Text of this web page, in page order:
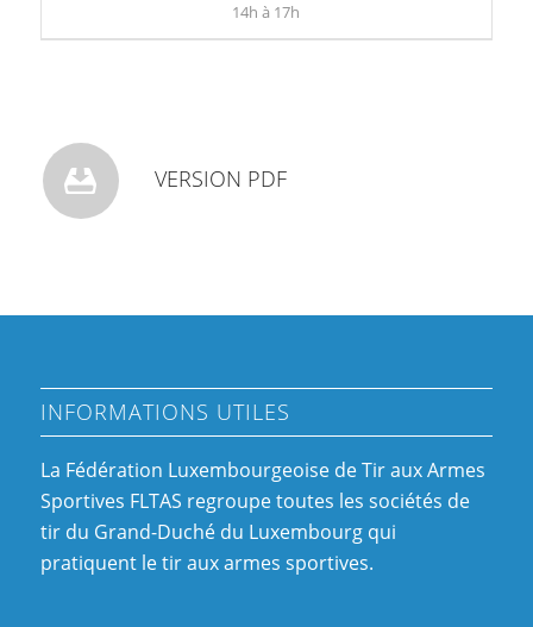
14h à 17h
VERSION PDF
INFORMATIONS UTILES
La Fédération Luxembourgeoise de Tir aux Armes
Sportives FLTAS regroupe toutes les sociétés de
tir du Grand-Duché du Luxembourg qui
pratiquent le tir aux armes sportives.